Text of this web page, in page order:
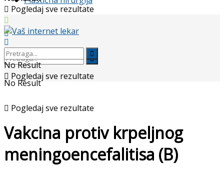
No Result
Pogledaj sve rezultate
Pogledaj sve rezultate
No Result
Pogledaj sve rezultate
Vakcina protiv krpeljnog
meningoencefalitisa (B)